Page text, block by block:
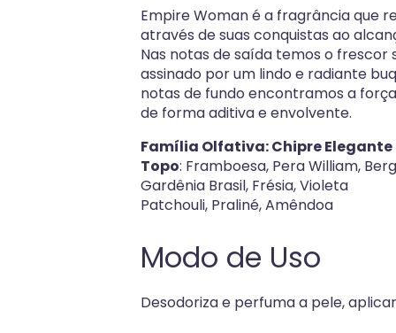
Empire Woman é a fragrância que
através de suas conquistas ao
Nas notas de saída temos o
assinado por um lindo e radiante
notas de fundo encontramos a
de forma aditiva e envolvente.
Família Olfativa: Chipre Elegante
Topo: Framboesa, Pera William,
Gardênia Brasil, Frésia, Violeta
Patchouli, Praliné, Amêndoa
Modo de Uso
Desodoriza e perfuma a pele,